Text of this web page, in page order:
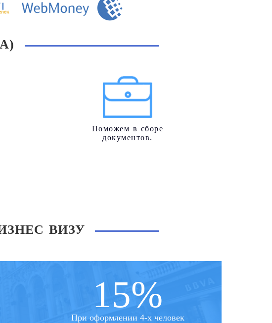
Поможем в сборе
документов.
ВИЗУ
15%
При оформлении 4-х человек